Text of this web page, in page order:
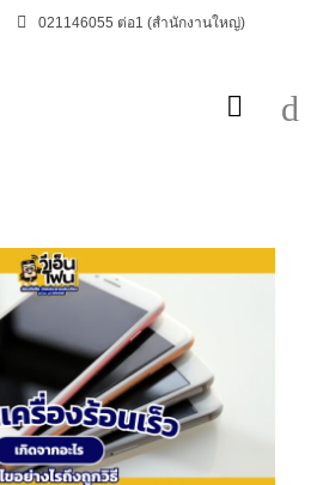
021146055 ต่อ1 (สำนักงานใหญ่)